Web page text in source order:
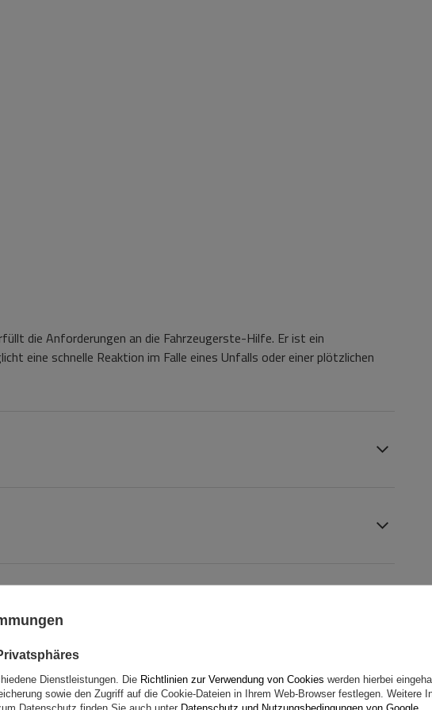
die Anforderungen an die Fahrzeugerste-Hilfe. Er ist ein
eine schnelle Reaktion im Falle eines Unfalls oder einer plötzlichen
Dienstleistungen. Die Richtlinien zur Verwendung von Cookies werden hierbei
sowie den Zugriff auf die Cookie-Dateien in Ihrem Web-Browser festlegen. Weitere